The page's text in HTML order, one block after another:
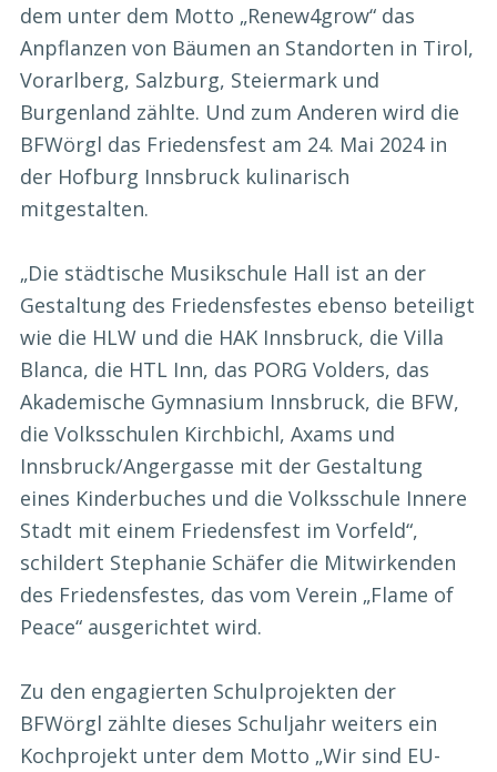
dem unter dem Motto „Renew4grow“ das
Anpflanzen von Bäumen an Standorten in Tirol,
Vorarlberg, Salzburg, Steiermark und
Burgenland zählte. Und zum Anderen wird die
BFWörgl das Friedensfest am 24. Mai 2024 in
der Hofburg Innsbruck kulinarisch
mitgestalten.
„Die städtische Musikschule Hall ist an der
Gestaltung des Friedensfestes ebenso beteiligt
wie die HLW und die HAK Innsbruck, die Villa
Blanca, die HTL Inn, das PORG Volders, das
Akademische Gymnasium Innsbruck, die BFW,
die Volksschulen Kirchbichl, Axams und
Innsbruck/Angergasse mit der Gestaltung
eines Kinderbuches und die Volksschule Innere
Stadt mit einem Friedensfest im Vorfeld“,
schildert Stephanie Schäfer die Mitwirkenden
des Friedensfestes, das vom Verein „Flame of
Peace“ ausgerichtet wird.
Zu den engagierten Schulprojekten der
BFWörgl zählte dieses Schuljahr weiters ein
Kochprojekt unter dem Motto „Wir sind EU-